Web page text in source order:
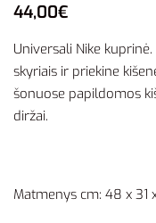
44,00€
Universali Nike
skyriais ir priekine
šonuose papildomos
diržai.
Matmenys cm: 48 x 31